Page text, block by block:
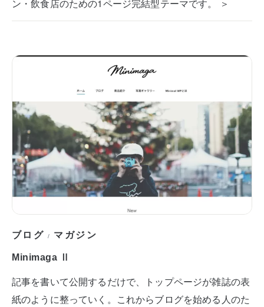
ン・飲食店のための1ページ完結型テーマです。 ＞
ブログ / マガジン
Minimaga Ⅱ
記事を書いて公開するだけで、トップページが雑誌の表
紙のように整っていく。これからブログを始める人のた